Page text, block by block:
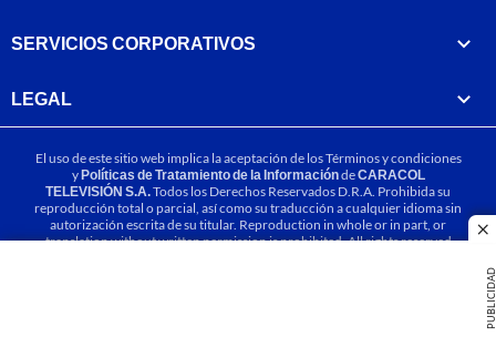
PUBLICIDAD
SERVICIOS CORPORATIVOS
LEGAL
El uso de este sitio web implica la aceptación de losTérminos y condiciones
yPolíticas de Tratamiento de la InformacióndeCARACOL
TELEVISIÓN S.A.Todos los Derechos Reservados D.R.A. Prohibida su
reproducción total o parcial, así como su traducción a cualquier idioma sin
autorización escrita de su titular. Reproduction in whole or in part, or
translation without written permission is prohibited. All rights reserved